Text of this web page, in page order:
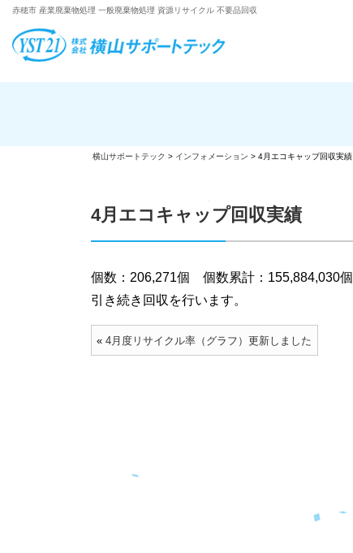
赤穂市 産業廃棄物処理 一般廃棄物処理 資源リサイクル 不要品回収
横山サポートテック > インフォメーション > 4月エコキャップ回収実績
4月エコキャップ回収実績
個数：206,271個 個数累計：155,884,030個
引き続き回収を行います。
«4月度リサイクル率（グラフ）更新しました